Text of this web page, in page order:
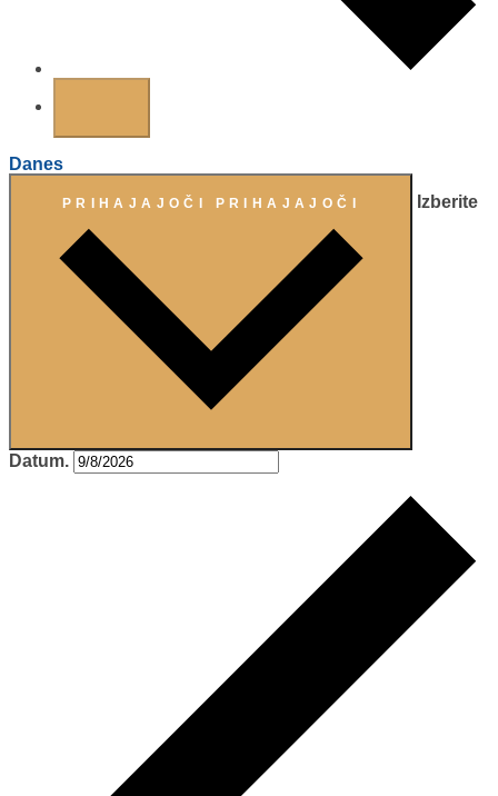
Danes
PRIHAJAJOČI PRIHAJAJOČI Izberite
Datum.